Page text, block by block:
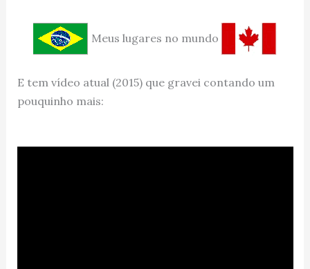
Meus lugares no mundo
E tem vídeo atual (2015) que gravei contando um
pouquinho mais: